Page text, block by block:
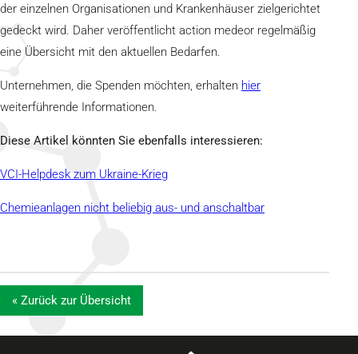
der einzelnen Organisationen und Krankenhäuser zielgerichtet
gedeckt wird. Daher veröffentlicht action medeor regelmäßig
eine Übersicht mit den aktuellen Bedarfen.
Unternehmen, die Spenden möchten, erhalten hier
weiterführende Informationen.
Diese Artikel könnten Sie ebenfalls interessieren:
VCI-Helpdesk zum Ukraine-Krieg
Chemieanlagen nicht beliebig aus- und anschaltbar
« Zurück zur Übersicht